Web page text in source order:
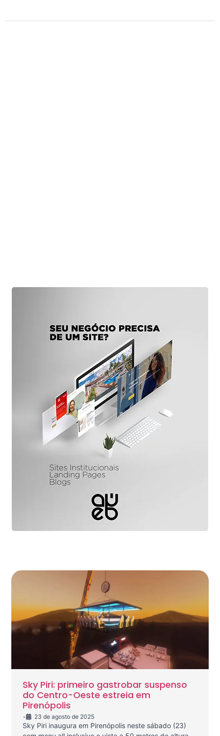
Sky Piri: primeiro gastrobar suspenso
do Centro-Oeste estreia em
Pirenópolis
• 23 de agosto de 2025
Sky Piri inaugura em Pirenópolis neste sábado (23)